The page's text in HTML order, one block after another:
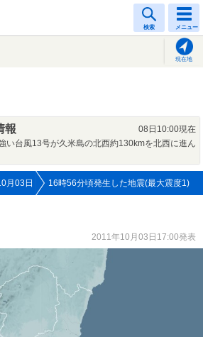
検索 メニュー
現在地
報
08日10:00現在
い台風13号が久米島の北西約130kmを北西に進ん
月03日 16時56分頃発生した地震(最大震度1)
2011年10月03日17:00発表